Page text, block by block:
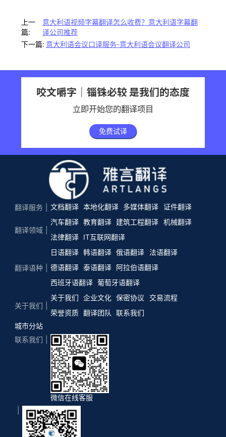
上一
篇:
意大利语视频字幕翻译怎么收费？意大利语字幕翻
译公司推荐
下一篇: 意大利语会议口译服务-意大利语会议翻译公司
咬文嚼字｜锱铢必较 是我们的态度
立即开始您的翻译项目
免费试译
翻译服务 文档翻译 本地化翻译 多媒体翻译 证件翻译
翻译领域
汽车翻译 教育翻译 建筑工程翻译 机械翻译
法律翻译
IT互联网翻译
翻译语种
日语翻译 韩语翻译 俄语翻译
法语翻译
德语翻译 泰语翻译 阿拉伯语翻译
西班牙语翻译 葡萄牙语翻译
关于我们
关于我们 企业文化 保密协议
交易流程
荣誉资质 翻译团队
联系我们
城市分站
联系我们
微信在线客服